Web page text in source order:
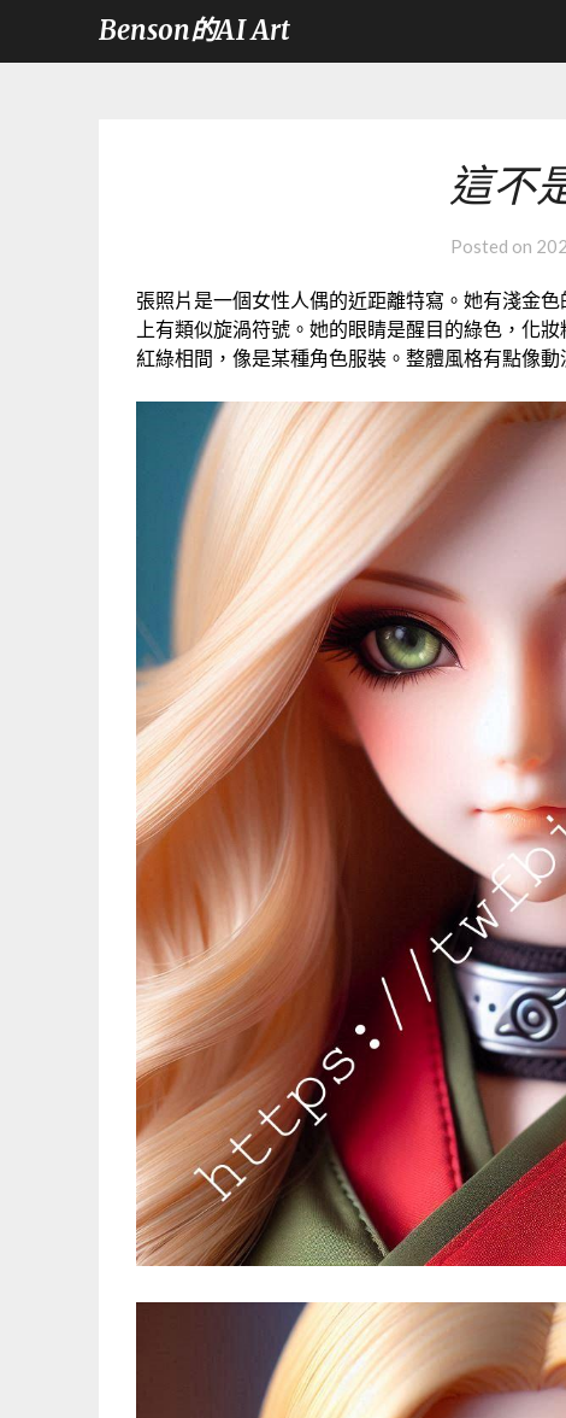
Benson的AI Art
這不
Posted on
張照片是一個女性人偶的近距離特寫。她有淺金
上有類似旋渦符號。她的眼睛是醒目的綠色，化
紅綠相間，像是某種角色服裝。整體風格有點像